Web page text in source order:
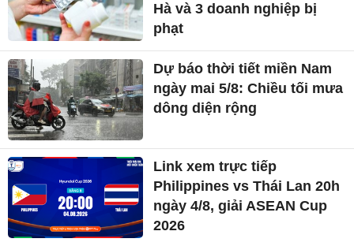
Hà và 3 doanh nghiệp bị
phạt
Dự báo thời tiết miền Nam
ngày mai 5/8: Chiều tối mưa
dông diện rộng
Link xem trực tiếp
Philippines vs Thái Lan 20h
ngày 4/8, giải ASEAN Cup
2026